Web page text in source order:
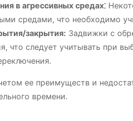
в агрессивных средах⁚
средами, что необходимо
закрытия: Задвижки с
что следует учитывать при
ее преимуществ и
времени․